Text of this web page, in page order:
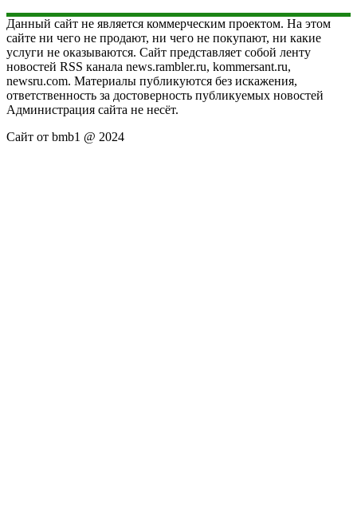
Данный сайт не является коммерческим проектом. На этом
сайте ни чего не продают, ни чего не покупают, ни какие
услуги не оказываются. Сайт представляет собой ленту
новостей RSS канала news.rambler.ru, kommersant.ru,
newsru.com. Материалы публикуются без искажения,
ответственность за достоверность публикуемых новостей
Администрация сайта не несёт.
Сайт от bmb1 @ 2024